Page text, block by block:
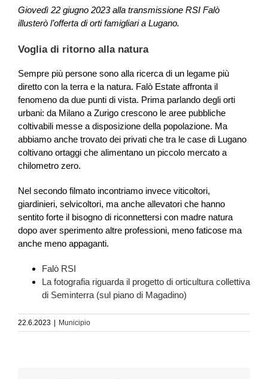
Giovedì 22 giugno 2023 alla transmissione RSI Falò
illusterò l’offerta di orti famigliari a Lugano.
Voglia di ritorno alla natura
Sempre più persone sono alla ricerca di un legame più
diretto con la terra e la natura. Falò Estate affronta il
fenomeno da due punti di vista. Prima parlando degli orti
urbani: da Milano a Zurigo crescono le aree pubbliche
coltivabili messe a disposizione della popolazione. Ma
abbiamo anche trovato dei privati che tra le case di Lugano
coltivano ortaggi che alimentano un piccolo mercato a
chilometro zero.
Nel secondo filmato incontriamo invece viticoltori,
giardinieri, selvicoltori, ma anche allevatori che hanno
sentito forte il bisogno di riconnettersi con madre natura
dopo aver sperimento altre professioni, meno faticose ma
anche meno appaganti.
Falò RSI
La fotografia riguarda il progetto di orticultura collettiva
di Seminterra (sul piano di Magadino)
22.6.2023 Municipio